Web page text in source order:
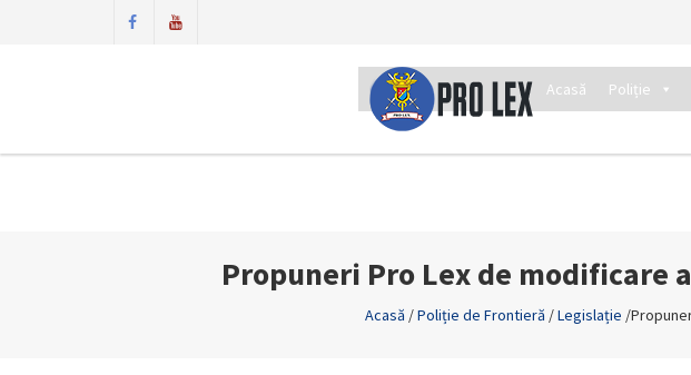
Acasă Poliție
Propuneri Pro Lex de
Acasă /Poliție de Frontieră /Legislație /